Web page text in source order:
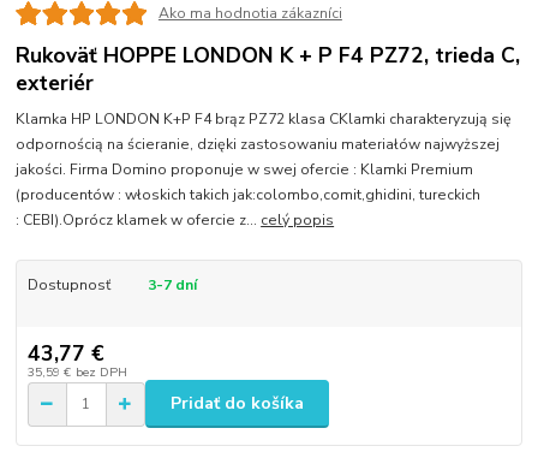
Ako ma hodnotia zákazníci
Rukoväť HOPPE LONDON K + P F4 PZ72, trieda C,
exteriér
Klamka HP LONDON K+P F4 brąz PZ72 klasa CKlamki charakteryzują się
odpornością na ścieranie, dzięki zastosowaniu materiałów najwyższej
jakości. Firma Domino proponuje w swej ofercie : Klamki Premium
(producentów : włoskich takich jak:colombo,comit,ghidini, tureckich
: CEBI).Oprócz klamek w ofercie z... celý popis
Dostupnosť 3-7 dní
43,77 €
35,59 € bez DPH
Pridať do košíka